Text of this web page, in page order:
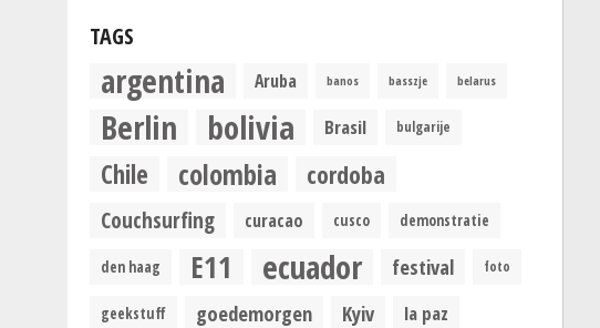
TAGS
argentina Aruba banos basszje belarus
Berlin bolivia Brasil bulgarije
Chile colombia cordoba
Couchsurfing curacao cusco demonstratie
den haag E11 ecuador festival foto
geekstuff goedemorgen Kyiv la paz